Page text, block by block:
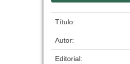
Título:
Autor:
Editorial: